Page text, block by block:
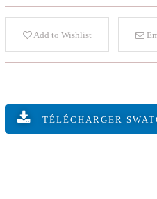
Add to Wishlist
TÉLÉCHARGER